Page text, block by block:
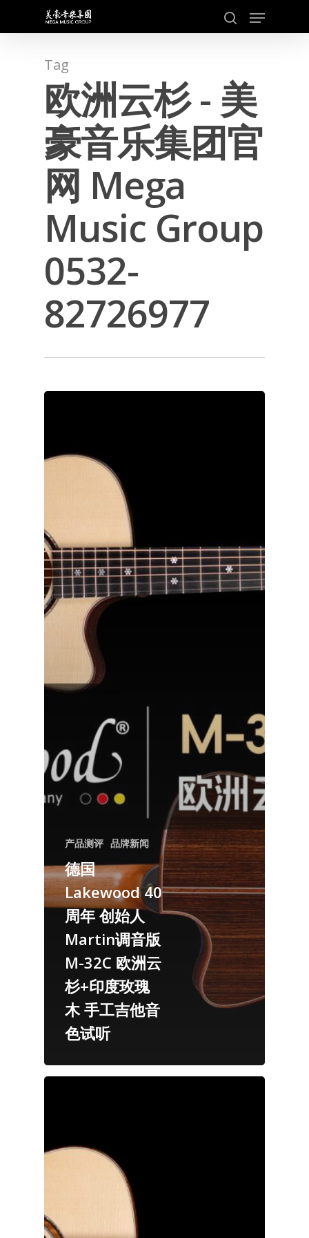
search
Menu
Tag
欧洲云杉 - 美
豪音乐集团官
网 Mega
Music Group
0532-
82726977
产品测评 品牌新闻
德国
Lakewood 40
周年 创始人
Martin调音版
M-32C 欧洲云
杉+印度玫瑰
木 手工吉他音
色试听